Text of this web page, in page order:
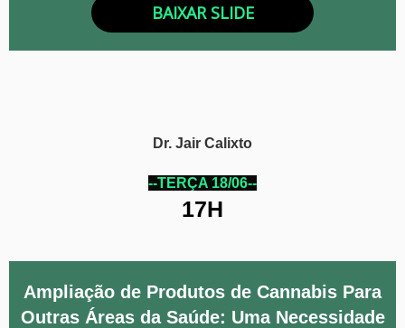
BAIXAR SLIDE
Dr. Jair Calixto
--TERÇA 18/06--
17H
Ampliação de Produtos de Cannabis Para
Outras Áreas da Saúde: Uma Necessidade